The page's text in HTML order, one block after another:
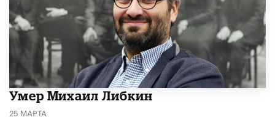
​Умер Михаил Либкин
25 МАРТА